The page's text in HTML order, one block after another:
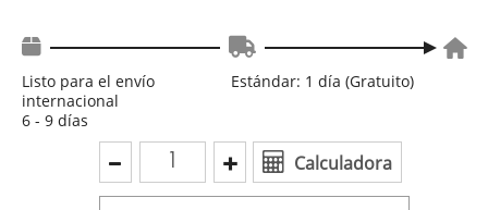
Listo para el envío
internacional
6 - 9 días
Estándar: 1 día (Gratuito)
Calculadora